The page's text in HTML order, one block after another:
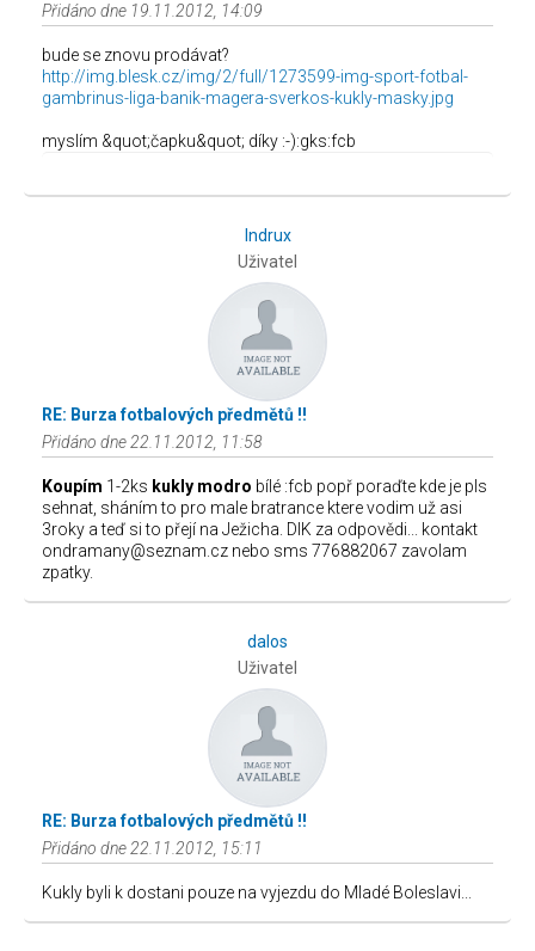
Přidáno dne 19.11.2012, 14:09
bude se znovu prodávat?
http://img.blesk.cz/img/2/full/1273599-img-sport-fotbal-
gambrinus-liga-banik-magera-sverkos-kukly-masky.jpg
myslím &quot;čapku&quot; díky :-):gks:fcb
Indrux
Uživatel
RE: Burza fotbalových předmětů !!
Přidáno dne 22.11.2012, 11:58
Koupím 1-2ks kukly modro bílé :fcb popř poraďte kde je pls
sehnat, sháním to pro male bratrance ktere vodim už asi
3roky a teď si to přejí na Ježicha. DIK za odpovědi... kontakt
ondramany@seznam.cz nebo sms 776882067 zavolam
zpatky.
dalos
Uživatel
RE: Burza fotbalových předmětů !!
Přidáno dne 22.11.2012, 15:11
Kukly byli k dostani pouze na vyjezdu do Mladé Boleslavi...